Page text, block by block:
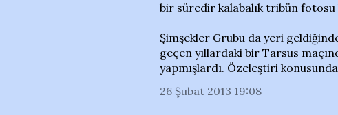
bir süredir kalabalık tribün fotosu
Şimşekler Grubu da yeri
geçen yıllardaki bir Tarsus
yapmışlardı. Özeleştiri
26 Şubat 2013 19:08